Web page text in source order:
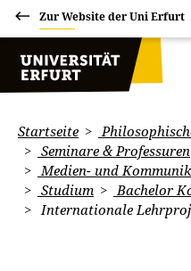
Zur Website der Uni Erfurt
Startseite
Seminare & Professuren
Medien- und
Studium
Bachelor
Internationale